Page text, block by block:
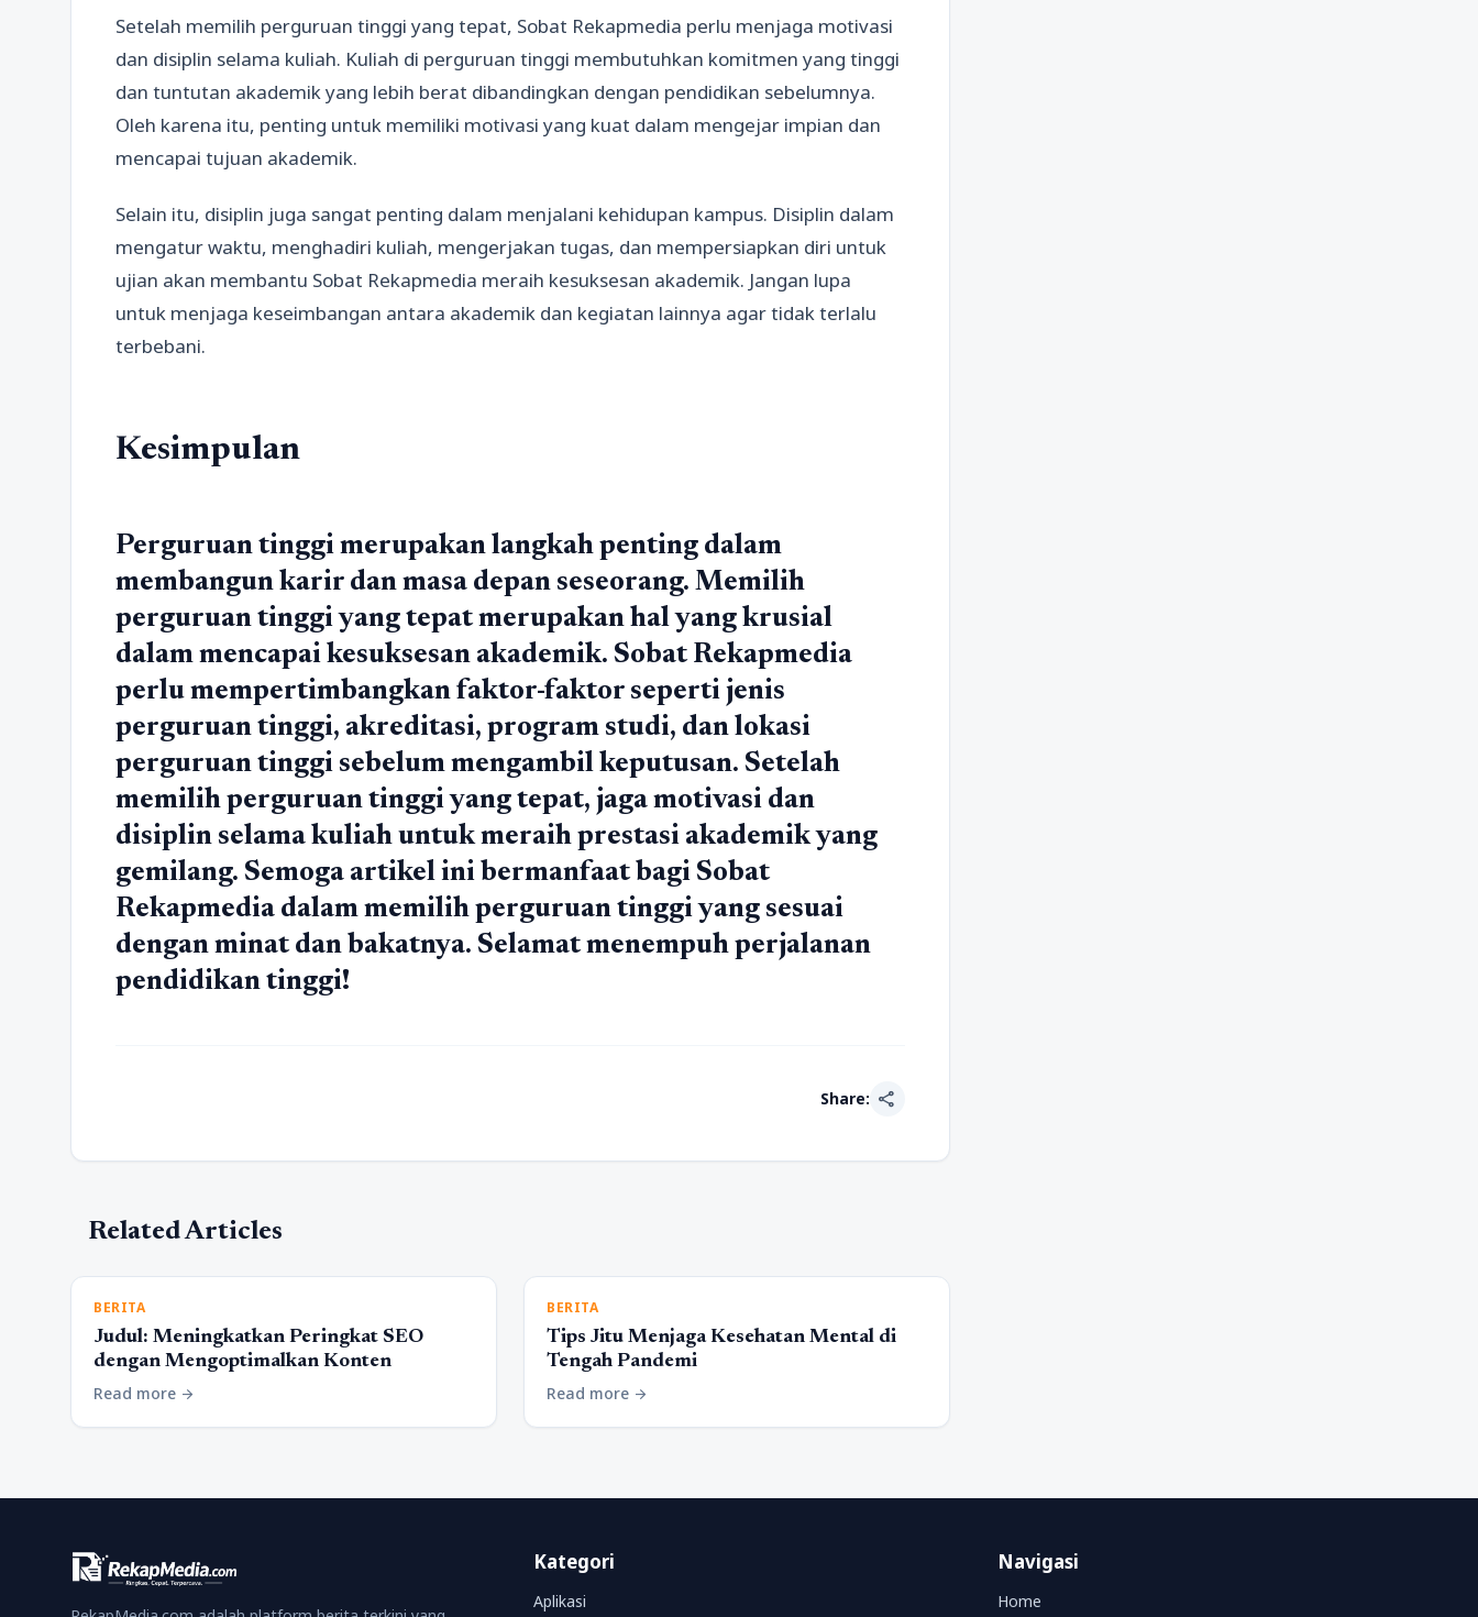
Setelah memilih perguruan tinggi yang tepat, Sobat Rekapmedia perlu menjaga motivasi
dan disiplin selama kuliah. Kuliah di perguruan tinggi membutuhkan komitmen yang tinggi
dan tuntutan akademik yang lebih berat dibandingkan dengan pendidikan sebelumnya.
Oleh karena itu, penting untuk memiliki motivasi yang kuat dalam mengejar impian dan
mencapai tujuan akademik.
Selain itu, disiplin juga sangat penting dalam menjalani kehidupan kampus. Disiplin dalam
mengatur waktu, menghadiri kuliah, mengerjakan tugas, dan mempersiapkan diri untuk
ujian akan membantu Sobat Rekapmedia meraih kesuksesan akademik. Jangan lupa
untuk menjaga keseimbangan antara akademik dan kegiatan lainnya agar tidak terlalu
terbebani.
Kesimpulan
Perguruan tinggi merupakan langkah penting dalam
membangun karir dan masa depan seseorang. Memilih
perguruan tinggi yang tepat merupakan hal yang krusial
dalam mencapai kesuksesan akademik. Sobat Rekapmedia
perlu mempertimbangkan faktor-faktor seperti jenis
perguruan tinggi, akreditasi, program studi, dan lokasi
perguruan tinggi sebelum mengambil keputusan. Setelah
memilih perguruan tinggi yang tepat, jaga motivasi dan
disiplin selama kuliah untuk meraih prestasi akademik yang
gemilang. Semoga artikel ini bermanfaat bagi Sobat
Rekapmedia dalam memilih perguruan tinggi yang sesuai
dengan minat dan bakatnya. Selamat menempuh perjalanan
pendidikan tinggi!
Share: share
Related Articles
BERITA
Judul: Meningkatkan Peringkat SEO
dengan Mengoptimalkan Konten
Read more arrow_forward
BERITA
Tips Jitu Menjaga Kesehatan Mental di
Tengah Pandemi
Read more arrow_forward
Kategori
Aplikasi
Navigasi
Home